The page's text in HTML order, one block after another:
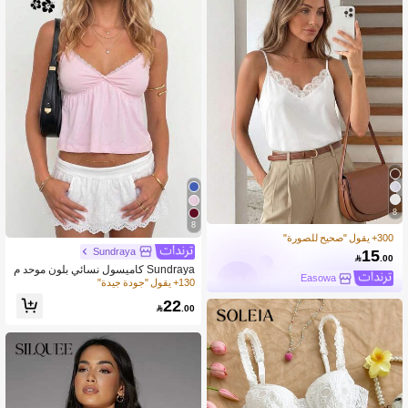
8
300+ يقول "صحيح للصورة"
15 .00
Easowa
8
Sundraya
Sundraya كاميسول نسائي بلون موحد م
ع دانتيل متباين عصري
130+ يقول "جودة جيدة"
22.00